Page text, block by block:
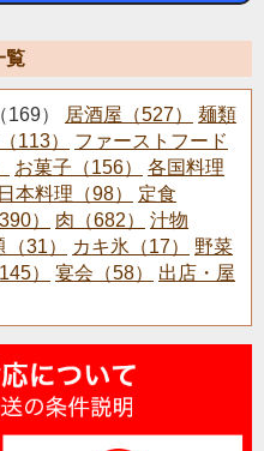
覧
） 居酒屋（527）
麺類
113）
ファーストフード
お菓子（156）
各国料理
本料理（98）
定食
） 肉（682）
汁物
31） カキ氷（17）
野菜
） 宴会（58）
出店・屋